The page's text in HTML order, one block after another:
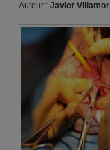
Auteur : Javier Villamor